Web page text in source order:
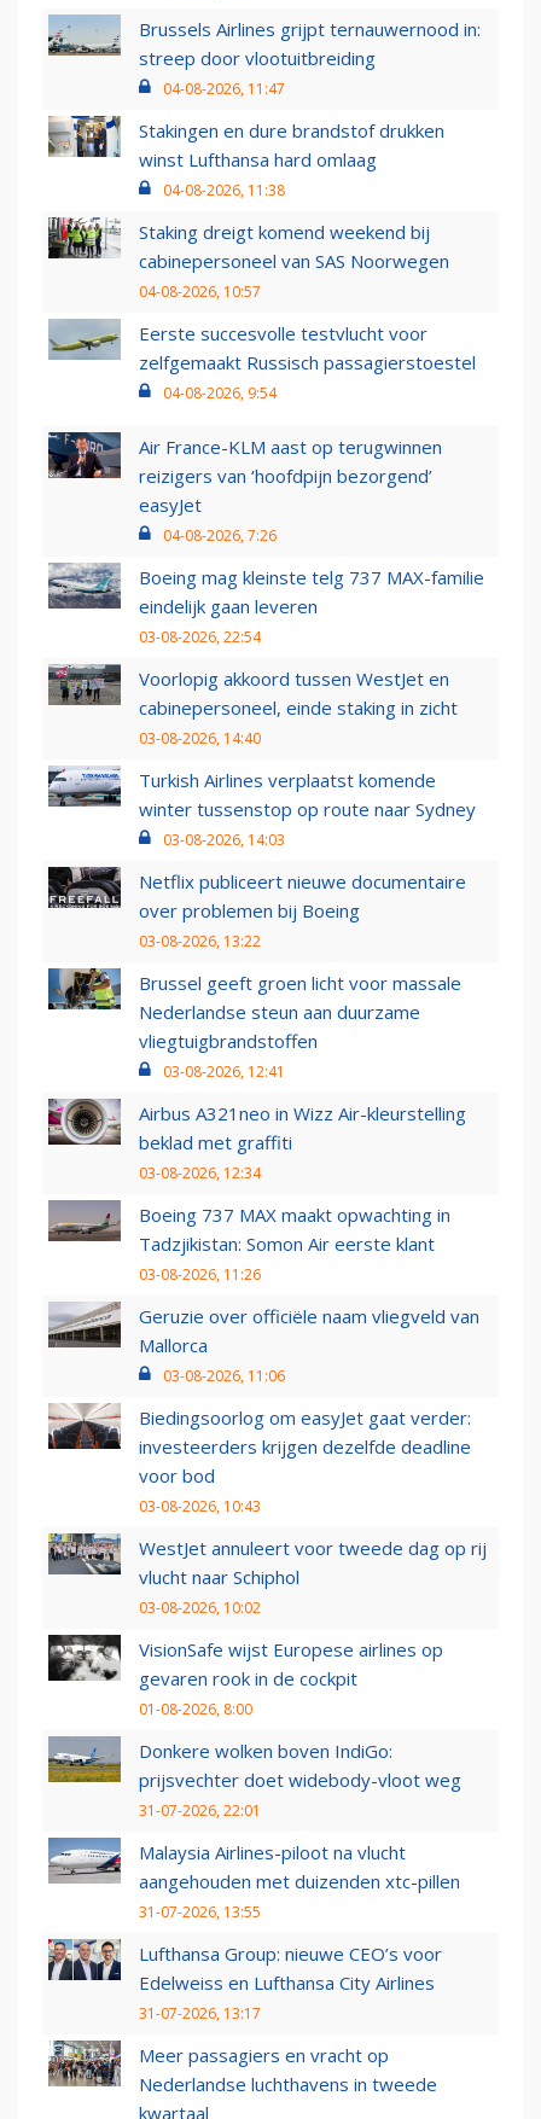
Brussels Airlines grijpt ternauwernood in:
streep door vlootuitbreiding
04-08-2026, 11:47
Stakingen en dure brandstof drukken
winst Lufthansa hard omlaag
04-08-2026, 11:38
Staking dreigt komend weekend bij
cabinepersoneel van SAS Noorwegen
04-08-2026, 10:57
Eerste succesvolle testvlucht voor
zelfgemaakt Russisch passagierstoestel
04-08-2026, 9:54
Air France-KLM aast op terugwinnen
reizigers van ‘hoofdpijn bezorgend’
easyJet
04-08-2026, 7:26
Boeing mag kleinste telg 737 MAX-familie
eindelijk gaan leveren
03-08-2026, 22:54
Voorlopig akkoord tussen WestJet en
cabinepersoneel, einde staking in zicht
03-08-2026, 14:40
Turkish Airlines verplaatst komende
winter tussenstop op route naar Sydney
03-08-2026, 14:03
Netflix publiceert nieuwe documentaire
over problemen bij Boeing
03-08-2026, 13:22
Brussel geeft groen licht voor massale
Nederlandse steun aan duurzame
vliegtuigbrandstoffen
03-08-2026, 12:41
Airbus A321neo in Wizz Air-kleurstelling
beklad met graffiti
03-08-2026, 12:34
Boeing 737 MAX maakt opwachting in
Tadzjikistan: Somon Air eerste klant
03-08-2026, 11:26
Geruzie over officiële naam vliegveld van
Mallorca
03-08-2026, 11:06
Biedingsoorlog om easyJet gaat verder:
investeerders krijgen dezelfde deadline
voor bod
03-08-2026, 10:43
WestJet annuleert voor tweede dag op rij
vlucht naar Schiphol
03-08-2026, 10:02
VisionSafe wijst Europese airlines op
gevaren rook in de cockpit
01-08-2026, 8:00
Donkere wolken boven IndiGo:
prijsvechter doet widebody-vloot weg
31-07-2026, 22:01
Malaysia Airlines-piloot na vlucht
aangehouden met duizenden xtc-pillen
31-07-2026, 13:55
Lufthansa Group: nieuwe CEO’s voor
Edelweiss en Lufthansa City Airlines
31-07-2026, 13:17
Meer passagiers en vracht op
Nederlandse luchthavens in tweede
kwartaal